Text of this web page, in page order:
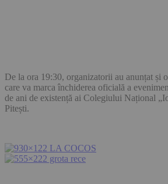
De la ora 19:30, organizatorii au anunțat și
care va marca închiderea oficială a
de ani de existență ai Colegiului Național
Pitești.